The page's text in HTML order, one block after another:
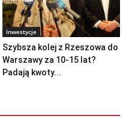
Inwestycje
Szybsza kolej z Rzeszowa do
Warszawy za 10-15 lat?
Padają kwoty...